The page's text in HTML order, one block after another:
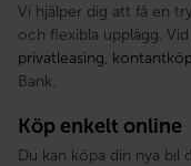
Vi hjälper dig att få en
och flexibla upplägg.
privatleasing,
Bank.
Köp enkelt online
Du kan köpa din nya bil